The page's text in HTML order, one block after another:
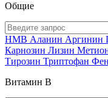
Общие
HMB Аланин Аргинин
Карнозин Лизин
Тирозин Триптофан
Витамин В